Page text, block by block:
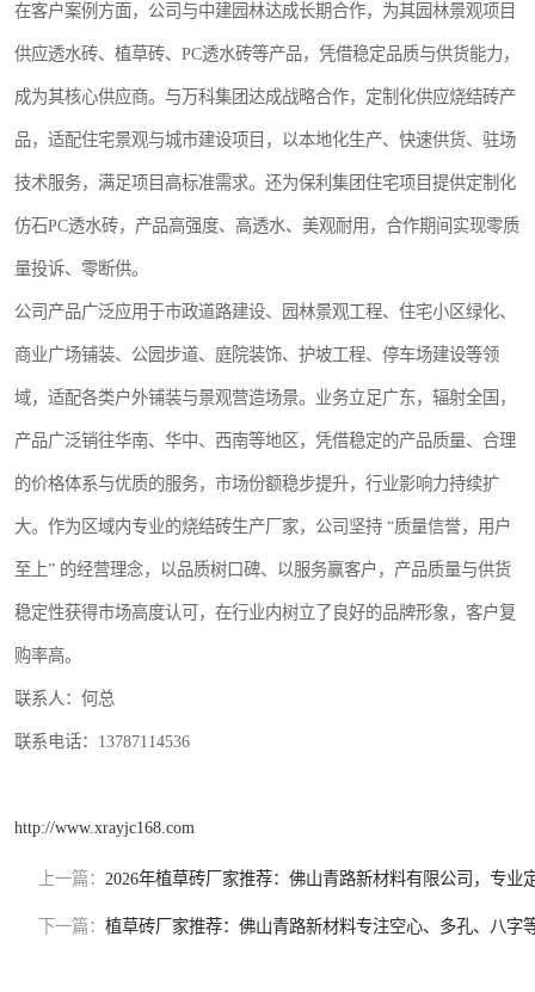
在客户案例方面，公司与中建园林达成长期合作，为其园林景观项目
供应透水砖、植草砖、PC透水砖等产品，凭借稳定品质与供货能力，
成为其核心供应商。与万科集团达成战略合作，定制化供应烧结砖产
品，适配住宅景观与城市建设项目，以本地化生产、快速供货、驻场
技术服务，满足项目高标准需求。还为保利集团住宅项目提供定制化
仿石PC透水砖，产品高强度、高透水、美观耐用，合作期间实现零质
量投诉、零断供。
公司产品广泛应用于市政道路建设、园林景观工程、住宅小区绿化、
商业广场铺装、公园步道、庭院装饰、护坡工程、停车场建设等领
域，适配各类户外铺装与景观营造场景。业务立足广东，辐射全国，
产品广泛销往华南、华中、西南等地区，凭借稳定的产品质量、合理
的价格体系与优质的服务，市场份额稳步提升，行业影响力持续扩
大。作为区域内专业的烧结砖生产厂家，公司坚持 “质量信誉，用户
至上” 的经营理念，以品质树口碑、以服务赢客户，产品质量与供货
稳定性获得市场高度认可，在行业内树立了良好的品牌形象，客户复
购率高。
联系人：何总
联系电话：13787114536
http://www.xrayjc168.com
上一篇： 2026年植草砖厂家推荐：佛山青路新材料有限公司，专业
下一篇： 植草砖厂家推荐：佛山青路新材料专注空心、多孔、八字